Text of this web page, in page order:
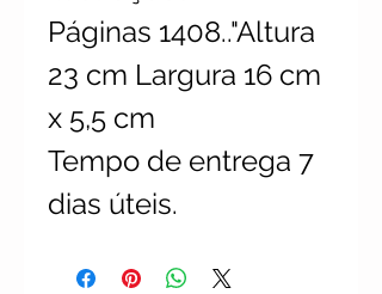
Páginas 1408.."Altura
23 cm Largura 16 cm
x 5,5 cm
Tempo de entrega 7
dias úteis.